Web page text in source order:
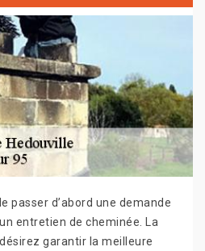
passer d’abord une demande
entretien de cheminée. La
garantir la meilleure